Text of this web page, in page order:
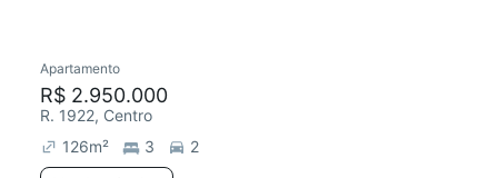
Apartamento
R$ 2.950.000
R. 1922, Centro
126m² 3
2